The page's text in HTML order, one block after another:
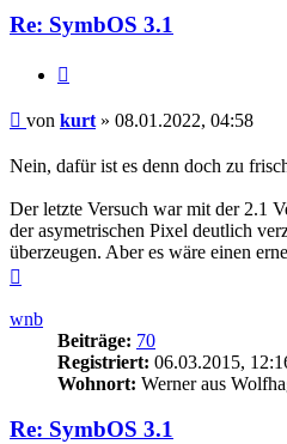
Re: SymbOS 3.1
Beitrag
von kurt » 08.01.2022, 04:58
Nein, dafür ist es denn doch zu
Der letzte Versuch war mit der 2.1
der asymetrischen Pixel deutlich
überzeugen. Aber es wäre einen
wnb
Beiträge: 70
Registriert: 06.03.2015,
Wohnort: Werner aus
Re: SymbOS 3.1